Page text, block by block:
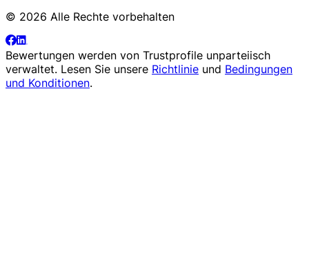
© 2026 Alle Rechte vorbehalten
Bewertungen werden von Trustprofile unparteiisch
verwaltet. Lesen Sie unsere Richtlinie und Bedingungen
und Konditionen.